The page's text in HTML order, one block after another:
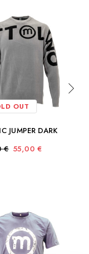
OUT
JUMPER DARK
€ 55,00 €